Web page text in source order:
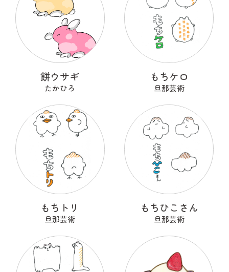
餅ウサギ
たかひろ
もちケロ
旦那芸術
もちトリ
旦那芸術
もちひこさん
旦那芸術